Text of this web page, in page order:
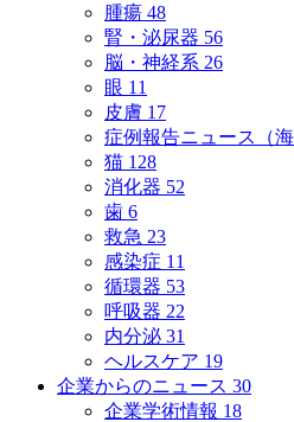
腫瘍 48
腎・泌尿器 56
脳・神経系 26
眼 11
皮膚 17
症例報告ニュース（
猫 128
消化器 52
歯 6
救急 23
感染症 11
循環器 53
呼吸器 22
内分泌 31
ヘルスケア 19
企業からのニュース 30
企業学術情報 18